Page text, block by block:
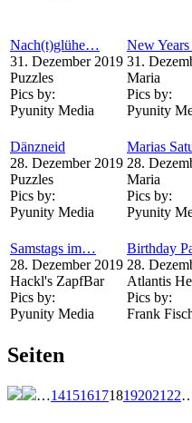
Nach(t)glühe…
31. Dezember 2019
Puzzles
Pics by:
Pyunity Media
New
31.
Maria
Pics by:
Pyunity
Dänzneid
28. Dezember 2019
Puzzles
Pics by:
Pyunity Media
Marias
28.
Maria
Pics by:
Pyunity
Samstags im…
28. Dezember 2019
Hackl's ZapfBar
Pics by:
Pyunity Media
Birthday
28.
Atlantis
Pics by:
Frank
Seiten
…1415161718192021 22